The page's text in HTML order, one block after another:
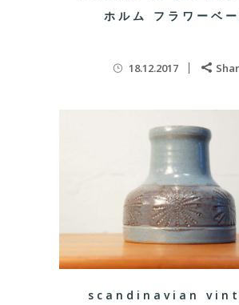
ホルム フラワーベー
18.12.2017
scandinavian